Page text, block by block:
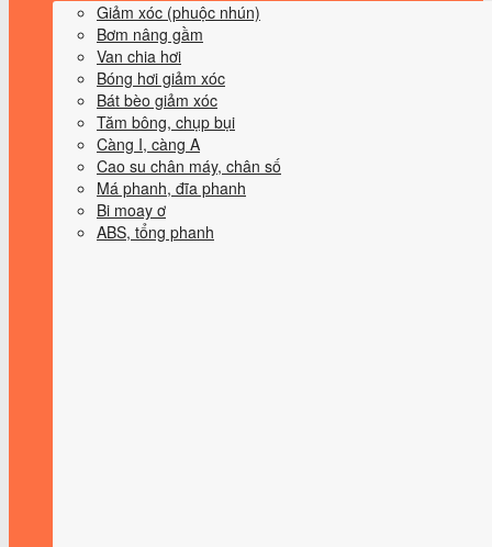
Giảm xóc (phuộc nhún)
Bơm nâng gầm
Van chia hơi
Bóng hơi giảm xóc
Bát bèo giảm xóc
Tăm bông, chụp bụi
Càng I, càng A
Cao su chân máy, chân số
Má phanh, đĩa phanh
Bi moay ơ
ABS, tổng phanh